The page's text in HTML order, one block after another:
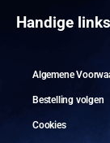
Handige links
Algemene
Bestelling volgen
Cookies